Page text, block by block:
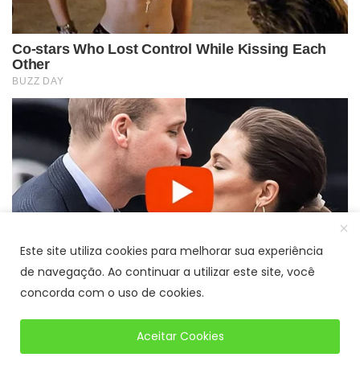
Este site utiliza cookies para melhorar sua experiência
de navegação. Ao continuar a utilizar este site, você
concorda com o uso de cookies.
Aceitar Cookies